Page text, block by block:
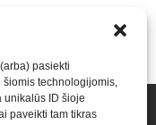
pasiekti
technologijomis,
unikalūs ID šioje
paveikti tam tikras
Armijai.LT